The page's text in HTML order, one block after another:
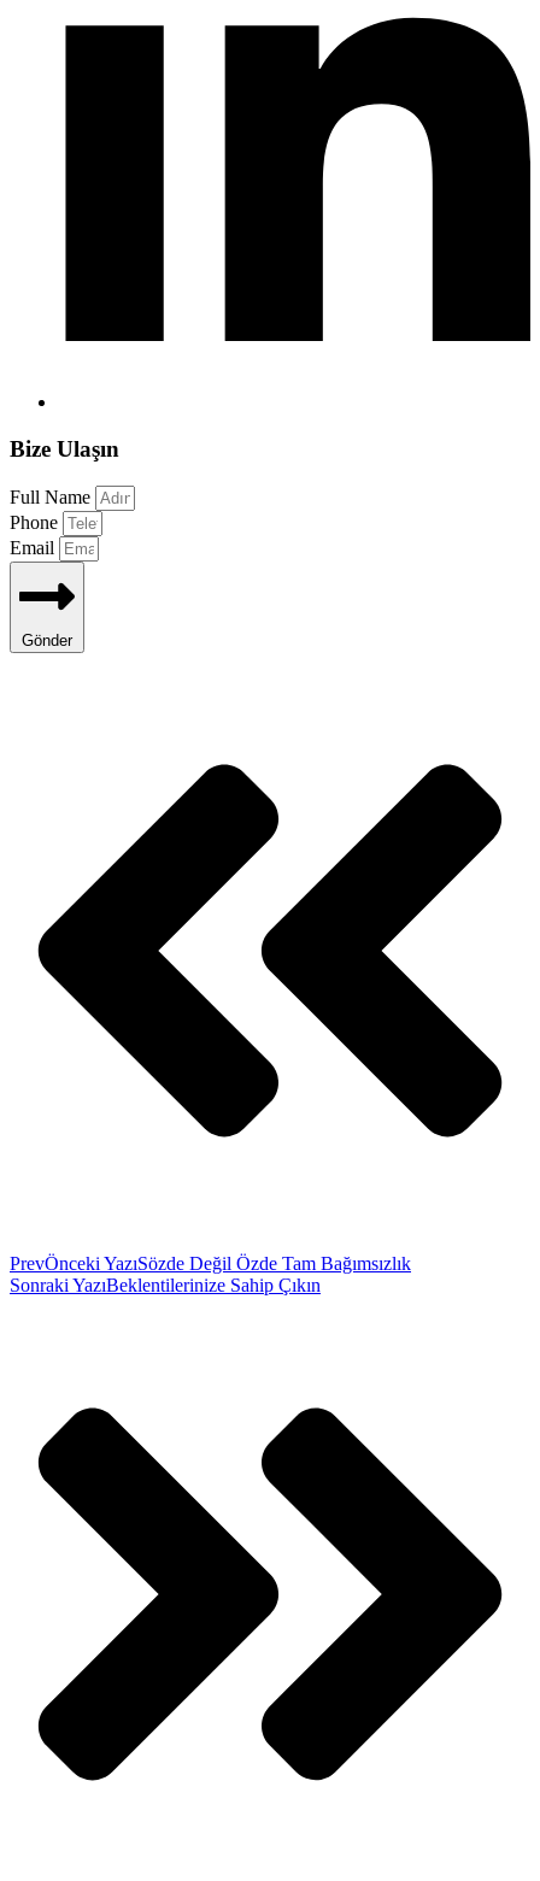
Bize Ulaşın
Full Name
Phone
Email
Gönder
PrevÖnceki YazıSözde Değil Özde Tam Bağımsızlık
Sonraki YazıBeklentilerinize Sahip Çıkın